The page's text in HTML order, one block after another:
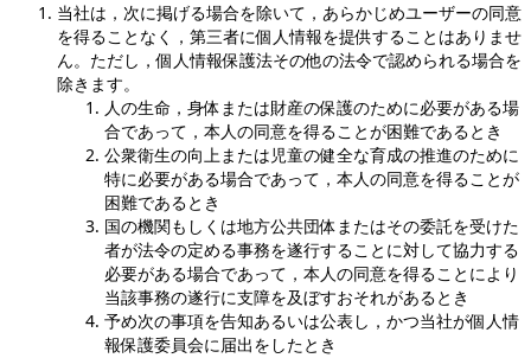
当社は，次に掲げる場合を除いて，あらかじめユーザーの同意
を得ることなく，第三者に個人情報を提供することはありませ
ん。ただし，個人情報保護法その他の法令で認められる場合を
除きます。
人の生命，身体または財産の保護のために必要がある場
合であって，本人の同意を得ることが困難であるとき
公衆衛生の向上または児童の健全な育成の推進のために
特に必要がある場合であって，本人の同意を得ることが
困難であるとき
国の機関もしくは地方公共団体またはその委託を受けた
者が法令の定める事務を遂行することに対して協力する
必要がある場合であって，本人の同意を得ることにより
当該事務の遂行に支障を及ぼすおそれがあるとき
予め次の事項を告知あるいは公表し，かつ当社が個人情
報保護委員会に届出をしたとき